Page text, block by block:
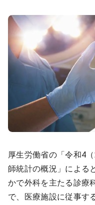
医院の譲渡・売却をお考え
厚生労働省の「令和4
師統計の概況」による
かで外科を主たる診療
で、医療施設に従事す